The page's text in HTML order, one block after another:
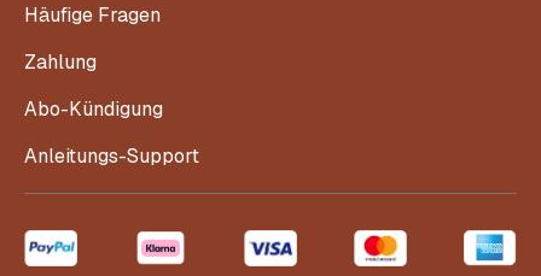
Häufige Fragen
Zahlung
Abo-Kündigung
Anleitungs-Support